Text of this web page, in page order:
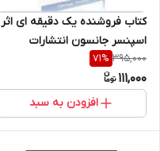
کتاب فروشنده یک دقیقه ای اثر
اسپنسر جانسون انتشارات
تیموری
395,000
71%
111,000
افزودن به سبد